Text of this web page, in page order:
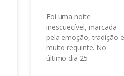
Foi uma noite
inesquecível, marcada
pela emoção, tradição e
muito requinte. No
último dia 25